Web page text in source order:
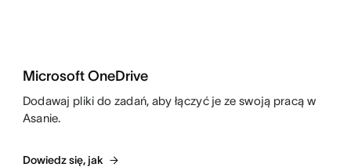
Microsoft OneDrive
Dodawaj pliki do zadań, aby łączyć je ze swoją pracą w
Asanie.
Dowiedz się, jak